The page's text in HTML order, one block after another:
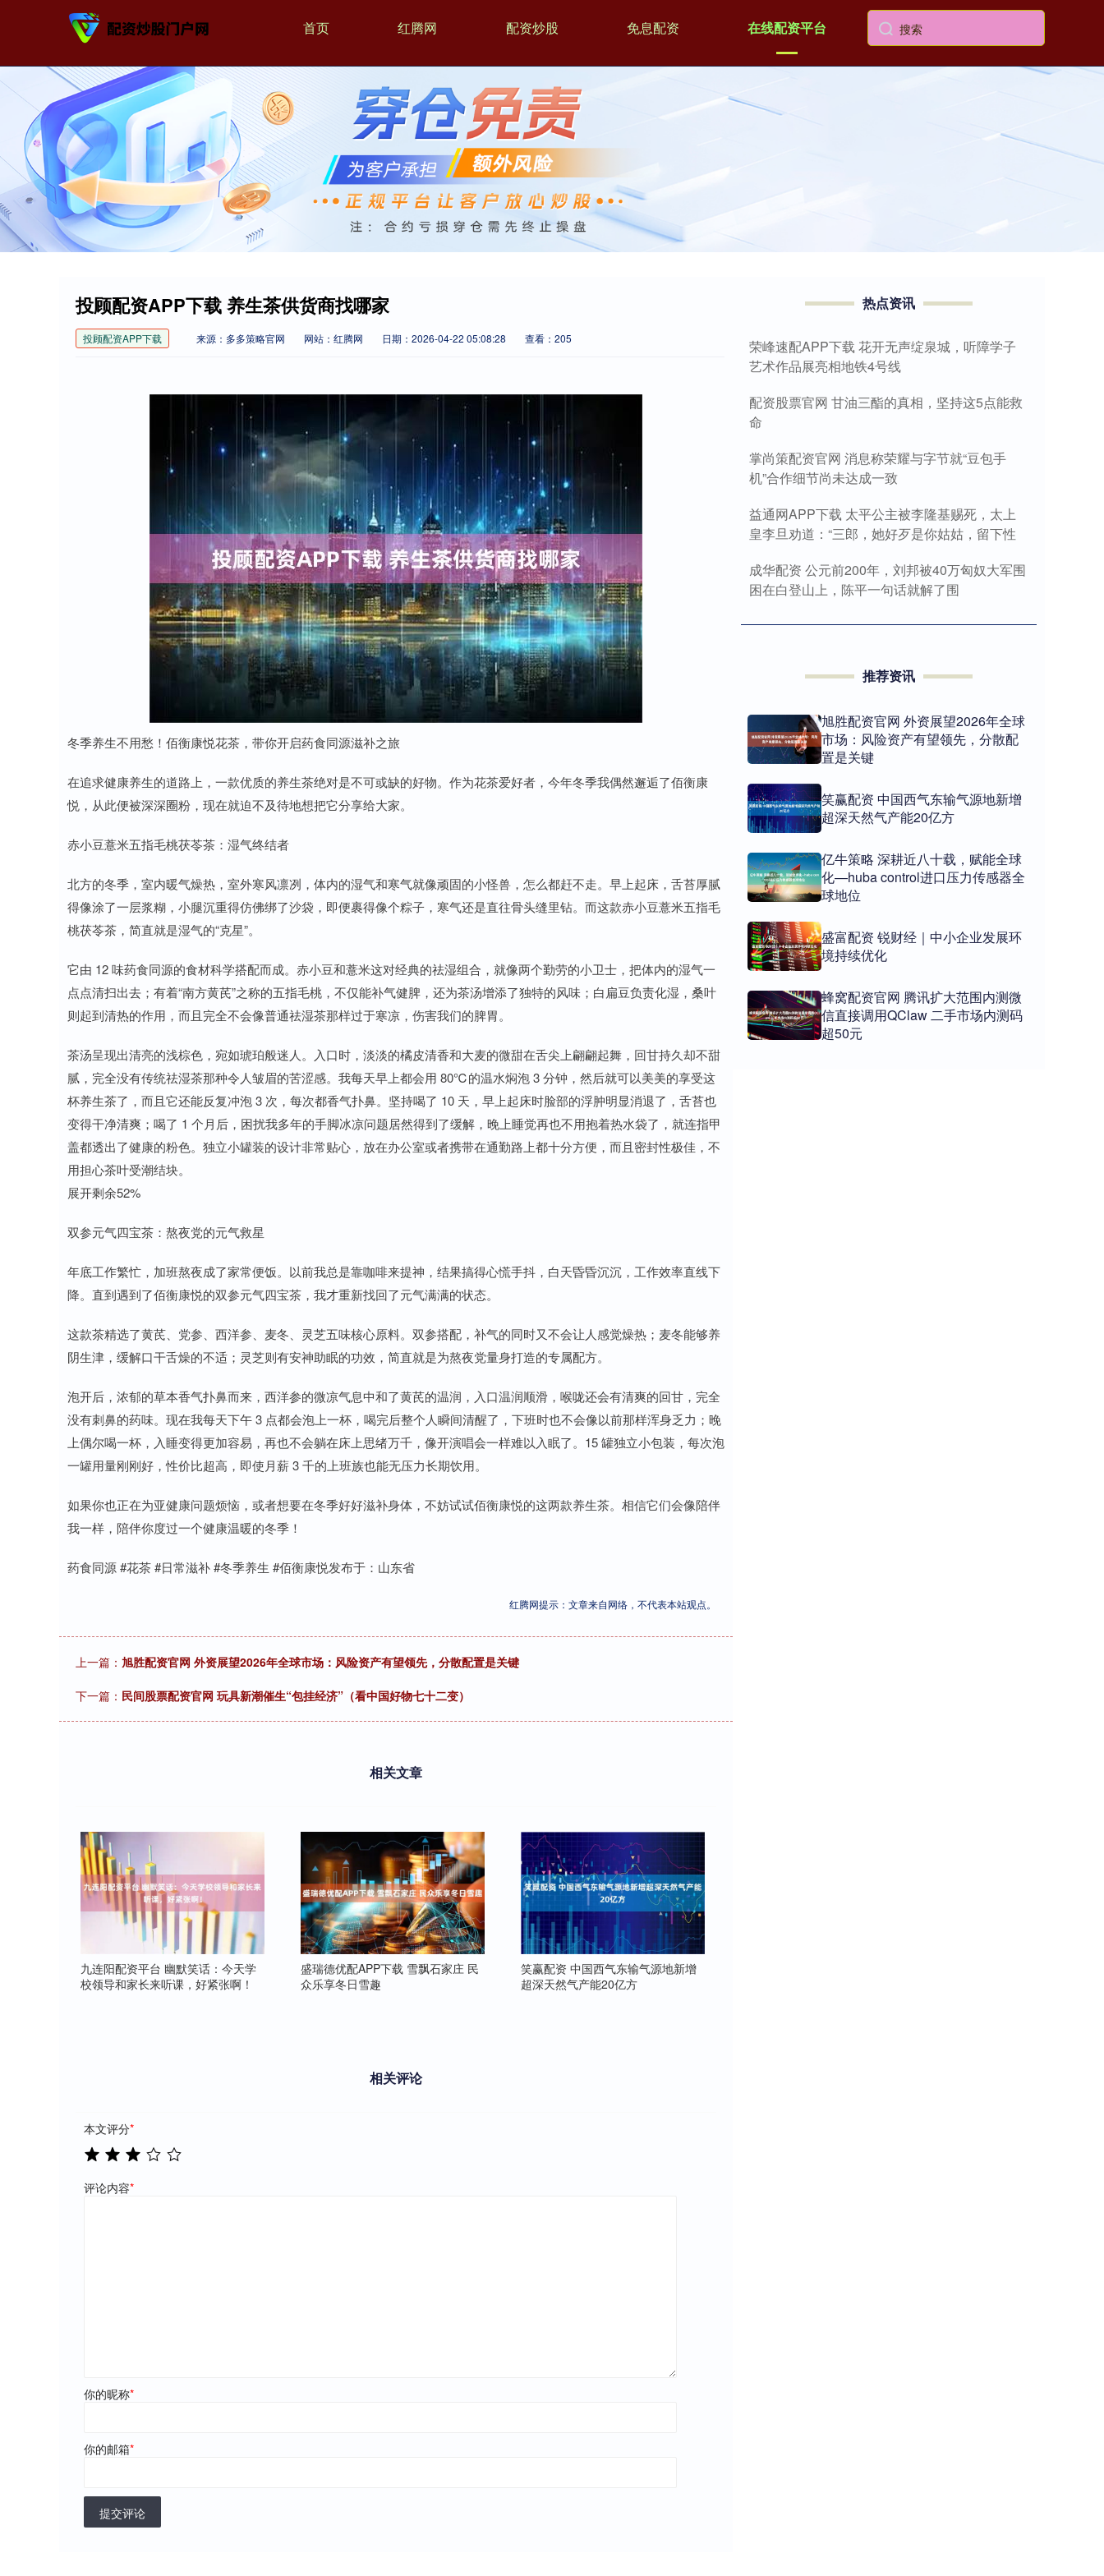
首页 红腾网 配资炒股 免息配资 在线配资平台
投顾配资APP下载 养生茶供货商找哪家
投顾配资APP下载 来源：多多策略官网 网站：红腾网 日期：2026-04-22 05:08:28 查看：205
冬季养生不用愁！佰衡康悦花茶，带你开启药食同源滋补之旅
在追求健康养生的道路上，一款优质的养生茶绝对是不可或缺的好物。作为花茶爱好者，今年冬季我偶然邂逅了佰衡康
悦，从此便被深深圈粉，现在就迫不及待地想把它分享给大家。
赤小豆薏米五指毛桃茯苓茶：湿气终结者
北方的冬季，室内暖气燥热，室外寒风凛冽，体内的湿气和寒气就像顽固的小怪兽，怎么都赶不走。早上起床，舌苔厚腻
得像涂了一层浆糊，小腿沉重得仿佛绑了沙袋，即便裹得像个粽子，寒气还是直往骨头缝里钻。而这款赤小豆薏米五指毛
桃茯苓茶，简直就是湿气的“克星”。
它由 12 味药食同源的食材科学搭配而成。赤小豆和薏米这对经典的祛湿组合，就像两个勤劳的小卫士，把体内的湿气一
点点清扫出去；有着“南方黄芪”之称的五指毛桃，不仅能补气健脾，还为茶汤增添了独特的风味；白扁豆负责化湿，桑叶
则起到清热的作用，而且完全不会像普通祛湿茶那样过于寒凉，伤害我们的脾胃。
茶汤呈现出清亮的浅棕色，宛如琥珀般迷人。入口时，淡淡的橘皮清香和大麦的微甜在舌尖上翩翩起舞，回甘持久却不甜
腻，完全没有传统祛湿茶那种令人皱眉的苦涩感。我每天早上都会用 80℃的温水焖泡 3 分钟，然后就可以美美的享受这
杯养生茶了，而且它还能反复冲泡 3 次，每次都香气扑鼻。坚持喝了 10 天，早上起床时脸部的浮肿明显消退了，舌苔也
变得干净清爽；喝了 1 个月后，困扰我多年的手脚冰凉问题居然得到了缓解，晚上睡觉再也不用抱着热水袋了，就连指甲
盖都透出了健康的粉色。独立小罐装的设计非常贴心，放在办公室或者携带在通勤路上都十分方便，而且密封性极佳，不
用担心茶叶受潮结块。
展开剩余52%
双参元气四宝茶：熬夜党的元气救星
年底工作繁忙，加班熬夜成了家常便饭。以前我总是靠咖啡来提神，结果搞得心慌手抖，白天昏昏沉沉，工作效率直线下
降。直到遇到了佰衡康悦的双参元气四宝茶，我才重新找回了元气满满的状态。
这款茶精选了黄芪、党参、西洋参、麦冬、灵芝五味核心原料。双参搭配，补气的同时又不会让人感觉燥热；麦冬能够养
阴生津，缓解口干舌燥的不适；灵芝则有安神助眠的功效，简直就是为熬夜党量身打造的专属配方。
泡开后，浓郁的草本香气扑鼻而来，西洋参的微凉气息中和了黄芪的温润，入口温润顺滑，喉咙还会有清爽的回甘，完全
没有刺鼻的药味。现在我每天下午 3 点都会泡上一杯，喝完后整个人瞬间清醒了，下班时也不会像以前那样浑身乏力；晚
上偶尔喝一杯，入睡变得更加容易，再也不会躺在床上思绪万千，像开演唱会一样难以入眠了。15 罐独立小包装，每次泡
一罐用量刚刚好，性价比超高，即使月薪 3 千的上班族也能无压力长期饮用。
如果你也正在为亚健康问题烦恼，或者想要在冬季好好滋补身体，不妨试试佰衡康悦的这两款养生茶。相信它们会像陪伴
我一样，陪伴你度过一个健康温暖的冬季！
药食同源 #花茶 #日常滋补 #冬季养生 #佰衡康悦发布于：山东省
红腾网提示：文章来自网络，不代表本站观点。
上一篇： 旭胜配资官网 外资展望2026年全球市场：风险资产有望领先，分散配置是关键
下一篇： 民间股票配资官网 玩具新潮催生“包挂经济”（看中国好物七十二变）
相关文章
九连阳配资平台 幽默笑话：今天学
校领导和家长来听课，好紧张啊！
盛瑞德优配APP下载 雪飘石家庄 民
众乐享冬日雪趣
笑赢配资 中国西气东输气源地新增
超深天然气产能20亿方
相关评论
本文评分*
评论内容*
你的昵称*
你的邮箱*
提交评论
热点资讯
荣峰速配APP下载 花开无声绽泉城，听障学子
艺术作品展亮相地铁4号线
配资股票官网 甘油三酯的真相，坚持这5点能救
命
掌尚策配资官网 消息称荣耀与字节就“豆包手
机”合作细节尚未达成一致
益通网APP下载 太平公主被李隆基赐死，太上
皇李旦劝道：“三郎，她好歹是你姑姑，留下性
成华配资 公元前200年，刘邦被40万匈奴大军围
困在白登山上，陈平一句话就解了围
推荐资讯
旭胜配资官网 外资展望2026年全球
市场：风险资产有望领先，分散配
置是关键
笑赢配资 中国西气东输气源地新增
超深天然气产能20亿方
亿牛策略 深耕近八十载，赋能全球
化—huba control进口压力传感器全
球地位
盛富配资 锐财经｜中小企业发展环
境持续优化
蜂窝配资官网 腾讯扩大范围内测微
信直接调用QClaw 二手市场内测码
超50元